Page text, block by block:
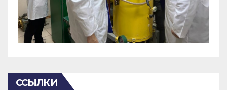
ССЫЛКИ